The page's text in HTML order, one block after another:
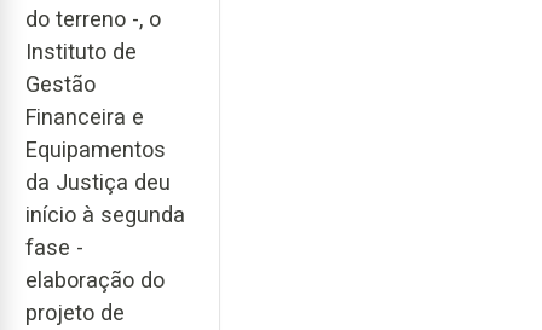
do terreno -, o
Instituto de
Gestão
Financeira e
Equipamentos
da Justiça deu
início à segunda
fase -
elaboração do
projeto de